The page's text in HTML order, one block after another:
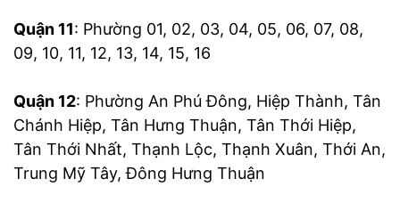
Quận 11: Phường 01, 02, 03, 04, 05, 06, 07, 08,
09, 10, 11, 12, 13, 14, 15, 16
Quận 12: Phường An Phú Đông, Hiệp Thành, Tân
Chánh Hiệp, Tân Hưng Thuận, Tân Thới Hiệp,
Tân Thới Nhất, Thạnh Lộc, Thạnh Xuân, Thới An,
Trung Mỹ Tây, Đông Hưng Thuận